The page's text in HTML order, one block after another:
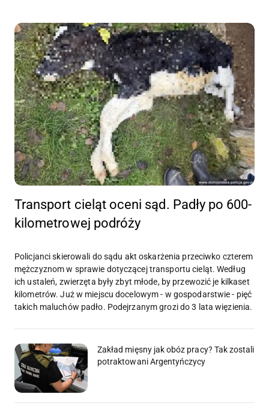
Transport cieląt oceni sąd. Padły po 600-
kilometrowej podróży
Policjanci skierowali do sądu akt oskarżenia przeciwko czterem
mężczyznom w sprawie dotyczącej transportu cieląt. Według
ich ustaleń, zwierzęta były zbyt młode, by przewozić je kilkaset
kilometrów. Już w miejscu docelowym - w gospodarstwie - pięć
takich maluchów padło. Podejrzanym grozi do 3 lata więzienia.
Zakład mięsny jak obóz pracy? Tak zostali
potraktowani Argentyńczycy